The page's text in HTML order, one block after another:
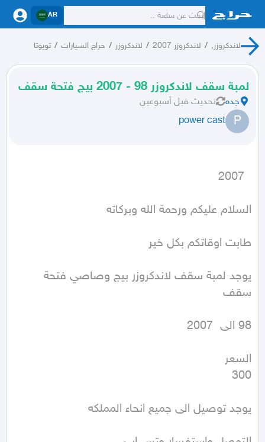
AR
لاندكروزر, / لاندكروزر 2007 / لاندكروزر / حراج السيارات / تويوتا
لمبة سقف لاندكروزر 98 - 2007 بيج فتحة سقف
جده تحديث قبل أسبوعين
P
power cast